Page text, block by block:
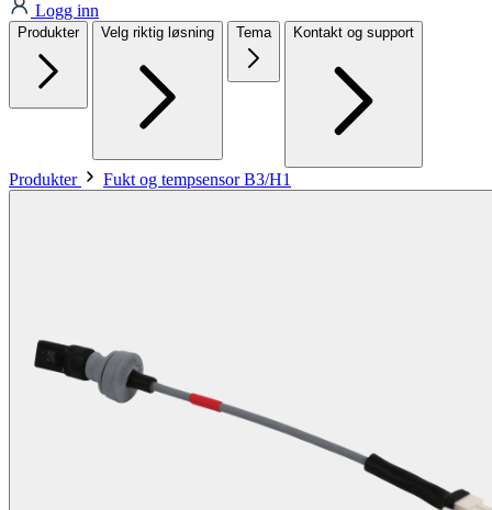
Logg inn
Produkter Velg riktig løsning Tema Kontakt og support
Produkter Fukt og tempsensor B3/H1